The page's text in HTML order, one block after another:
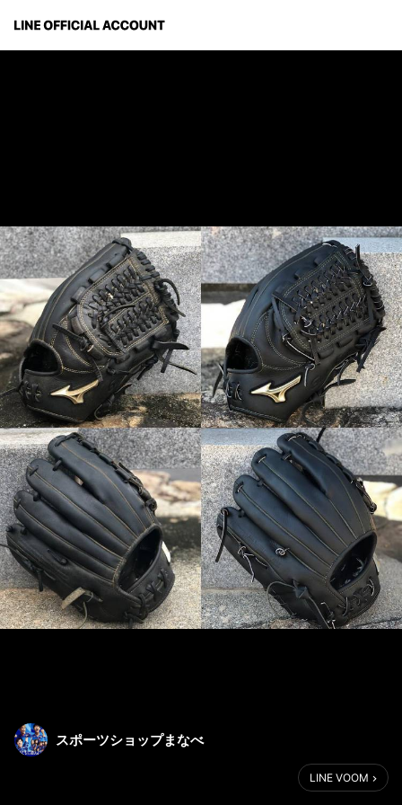
スポーツショップまなべ
LINE VOOM